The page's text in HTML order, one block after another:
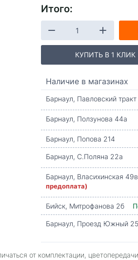
Итого:
КУПИТЬ В 1 КЛИК
Наличие в магазинах
Барнаул, Павловский тракт
Барнаул, Ползунова 44а
Барнаул, Попова 214
Барнаул, С.Поляна 22а
Барнаул, Власихинская 49в
предоплата)
Бийск, Митрофанова 2б
Барнаул, Проезд Южный 25
от комплектации,